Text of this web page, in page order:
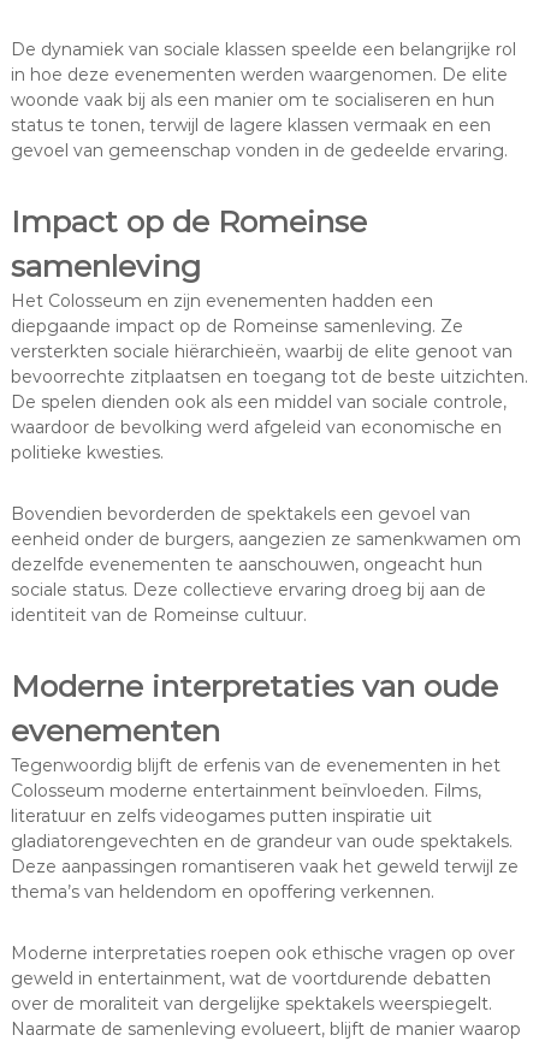
De dynamiek van sociale klassen speelde een belangrijke rol
in hoe deze evenementen werden waargenomen. De elite
woonde vaak bij als een manier om te socialiseren en hun
status te tonen, terwijl de lagere klassen vermaak en een
gevoel van gemeenschap vonden in de gedeelde ervaring.
Impact op de Romeinse
samenleving
Het Colosseum en zijn evenementen hadden een
diepgaande impact op de Romeinse samenleving. Ze
versterkten sociale hiërarchieën, waarbij de elite genoot van
bevoorrechte zitplaatsen en toegang tot de beste uitzichten.
De spelen dienden ook als een middel van sociale controle,
waardoor de bevolking werd afgeleid van economische en
politieke kwesties.
Bovendien bevorderden de spektakels een gevoel van
eenheid onder de burgers, aangezien ze samenkwamen om
dezelfde evenementen te aanschouwen, ongeacht hun
sociale status. Deze collectieve ervaring droeg bij aan de
identiteit van de Romeinse cultuur.
Moderne interpretaties van oude
evenementen
Tegenwoordig blijft de erfenis van de evenementen in het
Colosseum moderne entertainment beïnvloeden. Films,
literatuur en zelfs videogames putten inspiratie uit
gladiatorengevechten en de grandeur van oude spektakels.
Deze aanpassingen romantiseren vaak het geweld terwijl ze
thema’s van heldendom en opoffering verkennen.
Moderne interpretaties roepen ook ethische vragen op over
geweld in entertainment, wat de voortdurende debatten
over de moraliteit van dergelijke spektakels weerspiegelt.
Naarmate de samenleving evolueert, blijft de manier waarop